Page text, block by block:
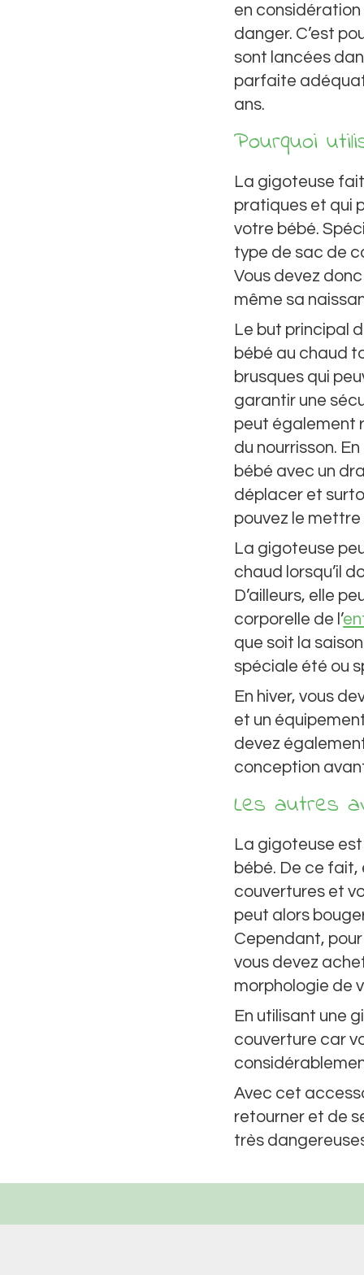
en
danger. C’est
sont lancées
parfaite
ans.
Pourquoi
La gigoteuse
pratiques et qui
votre bébé.
type de sac de
Vous devez
même sa
Le but principal
bébé au chaud
brusques qui
garantir une
peut également
du nourrisson.
bébé avec un
déplacer et
pouvez le
La gigoteuse
chaud lorsqu’il
D’ailleurs, elle
corporelle de l’
que soit la
spéciale été ou
En hiver, vous
et un
devez
conception
Les autres
La gigoteuse
bébé. De ce fait,
couvertures et
peut alors
Cependant,
vous devez
morphologie de
En utilisant une
couverture car
Avec cet
retourner et de
très